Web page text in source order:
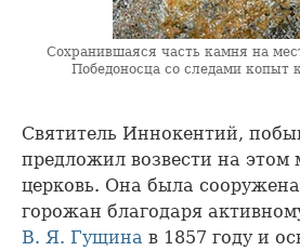
Сохранившаяся часть камня на
Победоносца со следами копыт
Святитель Иннокентий,
предложил возвести на этом
церковь. Она была сооружена
горожан благодаря
В. Я. Гущина в 1857 году и